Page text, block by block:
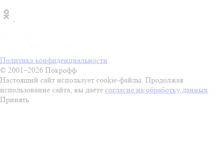
Политика конфиденциальности
© 2001–2026 Покрофф
Настоящий сайт использует cookie-файлы. Продолжая
использование сайта, вы даёте согласие на обработку данных .
Принять